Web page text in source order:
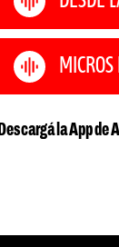
Descargá la App de